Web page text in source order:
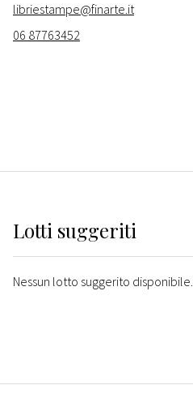
libriestampe@finarte.it
06 87763452
Lotti suggeriti
Nessun lotto suggerito disponibile.